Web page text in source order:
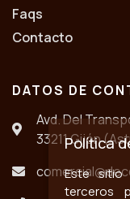
Faqs
Contacto
DATOS DE
Avd. Del
33211 Gijón
Política
Este
terceros